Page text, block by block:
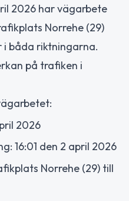
2026 har vägarbete
Norrehe (29)
i båda riktningarna.
på trafiken i
2026
16:01 den 2 april 2026
Norrehe (29) till